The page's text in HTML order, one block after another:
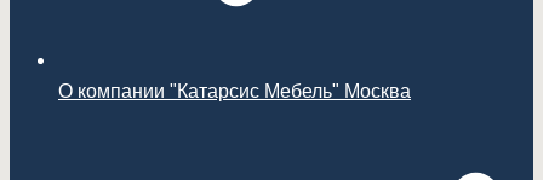
О компании "Катарсис Мебель" Москва